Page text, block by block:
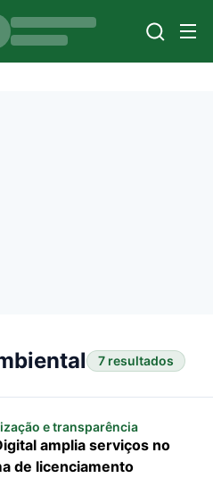
7 resultados
e transparência
amplia serviços no
de licenciamento